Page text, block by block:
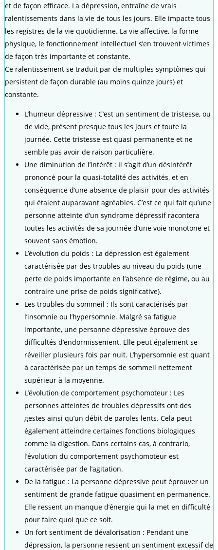
et de façon efficace. La dépression, entraîne de vrais
ralentissements dans la vie de tous les jours. Elle impacte tous
les registres de la vie quotidienne. La vie affective, la forme
physique, le fonctionnement intellectuel s’en trouvent victimes
de façon très importante et constante.
Ce ralentissement se traduit par de multiples symptômes qui
persistent de façon durable (au moins quinze jours) et
constante.
L’humeur dépressive : C’est un sentiment de tristesse, ou
de vide, présent presque tous les jours et toute la
journée. Cette tristesse est quasi permanente et ne
semble pas avoir de raison particulière.
Une diminution de l’intérêt : Il s’agit d’un désintérêt
prononcé pour la quasi-totalité des activités, et en
conséquence d’une absence de plaisir pour des activités
qui étaient auparavant agréables. C’est ce qui fait qu’une
personne atteinte d’un syndrome dépressif racontera
toutes les activités de sa journée d’une voie monotone et
souvent sans émotion.
L’évolution du poids : La dépression est également
caractérisée par des troubles au niveau du poids (une
perte de poids importante en l’absence de régime, ou au
contraire une prise de poids significative).
Les troubles du sommeil : Ils sont caractérisés par
l’insomnie ou l’hypersomnie. Malgré sa fatigue
importante, une personne dépressive éprouve des
difficultés d’endormissement. Elle peut également se
réveiller plusieurs fois par nuit. L’hypersomnie est quant
à caractérisée par un temps de sommeil nettement
supérieur à la moyenne.
L’évolution de comportement psychomoteur : Les
personnes atteintes de troubles dépressifs ont des
gestes ainsi qu’un débit de paroles lents. Cela peut
également atteindre certaines fonctions biologiques
comme la digestion. Dans certains cas, à contrario,
l’évolution du comportement psychomoteur est
caractérisée par de l’agitation.
De la fatigue : La personne dépressive peut éprouver un
sentiment de grande fatigue quasiment en permanence.
Elle ressent un manque d’énergie qui la met en difficulté
pour faire quoi que ce soit.
Un fort sentiment de dévalorisation : Pendant une
dépression, la personne ressent un sentiment excessif de